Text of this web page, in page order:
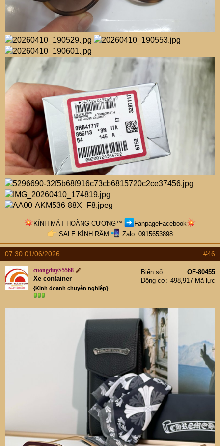
KÍNH MẮT HOÀNG CƯƠNG™
FanpageFacebook
SALE KÍNH RÂM
Zalo: 0915653898​
07:30 01/06/2026 #46
cuongduyS5568
Xe container
{Kinh doanh chuyên nghiệp}
Biển số
OF-80455
Động cơ
498,917 Mã lực